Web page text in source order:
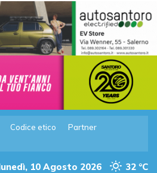
Codice etico
Partner
10 Agosto 2026 32 °C